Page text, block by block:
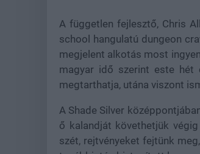
A független fejlesztő, Chris
school hangulatú dungeon
megjelent alkotás most
magyar idő szerint este hét
megtarthatja, utána viszont
A Shade Silver
ő kalandját követhetjük
szét, rejtvényeket fejtünk